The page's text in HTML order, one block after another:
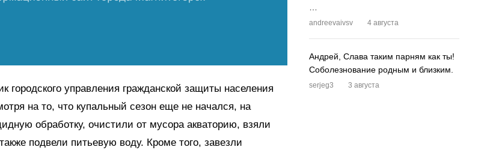
городского управления гражданской защиты населения
на то, что купальный сезон еще не начался, на
обработку, очистили от мусора акваторию, взяли
подвели питьевую воду. Кроме того, завезли
andreevaivsv 4 августа
Андрей, Слава таким парням как ты!
Соболезнование родным и близким.
serjeg3 3 августа